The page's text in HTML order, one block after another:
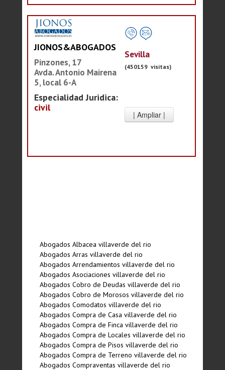
JIONOS&ABOGADOS
Pinzones, 17
Avda. Antonio Mairena
5, local 6-A
Especialidad Juridica:
civil
Sevilla
(450159 visitas)
Abogados Albacea villaverde del rio
Abogados Arras villaverde del rio
Abogados Arrendamientos villaverde del rio
Abogados Asociaciones villaverde del rio
Abogados Cobro de Deudas villaverde del rio
Abogados Cobro de Morosos villaverde del rio
Abogados Comodatos villaverde del rio
Abogados Compra de Casa villaverde del rio
Abogados Compra de Finca villaverde del rio
Abogados Compra de Locales villaverde del rio
Abogados Compra de Pisos villaverde del rio
Abogados Compra de Terreno villaverde del rio
Abogados Compraventas villaverde del rio